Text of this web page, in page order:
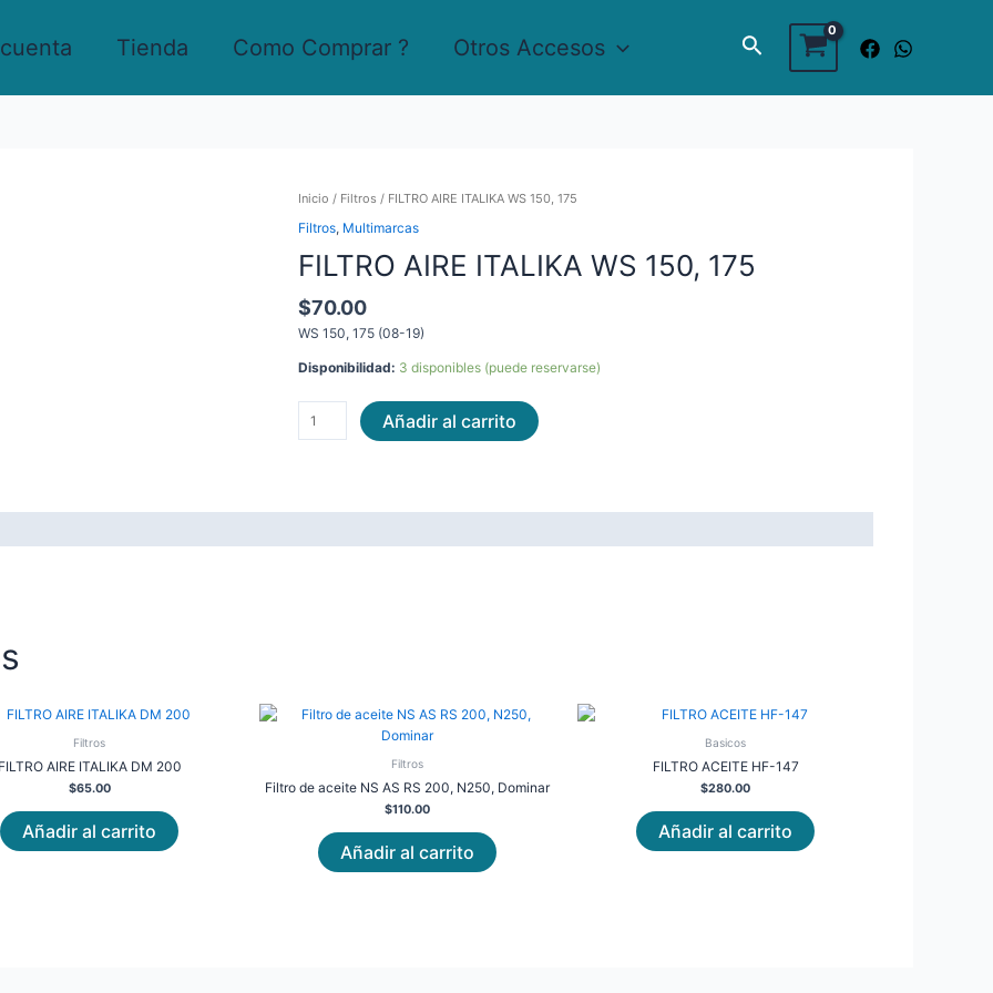
Tienda Como Comprar ? Otros Accesos Buscar
Inicio / Filtros / FILTRO AIRE ITALIKA WS 150, 175
Filtros, Multimarcas
FILTRO AIRE ITALIKA WS 150, 175
$70.00
WS 150, 175 (08-19)
Disponibilidad: 3 disponibles (puede reservarse)
FILTRO
AIRE
ITALIKA
WS
175
cantidad
Añadir al carrito
Filtros
FILTRO AIRE ITALIKA DM 200
$65.00
Añadir al carrito
Filtros
Filtro de aceite NS AS RS 200, N250, Dominar
$110.00
Añadir al carrito
Basicos
FILTRO ACEITE HF-147
$280.00
Añadir al carrito